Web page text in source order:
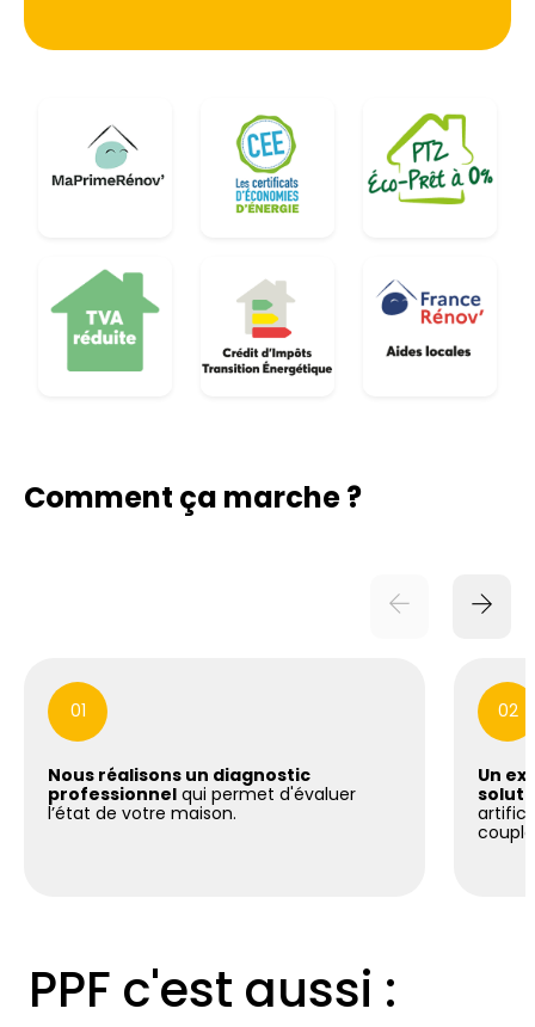
Comment ça marche ?
01
Nous réalisons un diagnostic
professionnel qui permet d'évaluer
l’état de votre maison.
02
Un
PPF c'est aussi :